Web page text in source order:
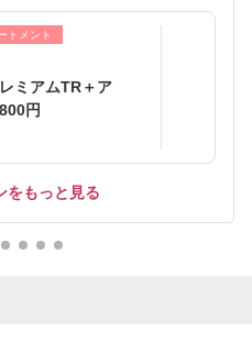
トメント
ミアムTR＋ア
円
をもっと見る